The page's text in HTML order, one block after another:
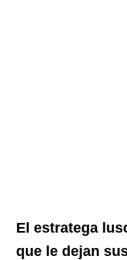
El estratega
que le dejan